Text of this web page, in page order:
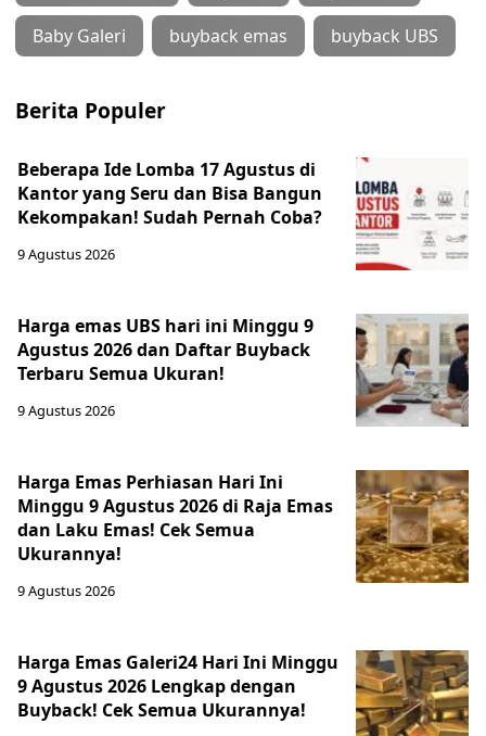
Baby Galeri buyback emas buyback UBS
Berita Populer
Beberapa Ide Lomba 17 Agustus di
Kantor yang Seru dan Bisa Bangun
Kekompakan! Sudah Pernah Coba?
9 Agustus 2026
Harga emas UBS hari ini Minggu 9
Agustus 2026 dan Daftar Buyback
Terbaru Semua Ukuran!
9 Agustus 2026
Harga Emas Perhiasan Hari Ini
Minggu 9 Agustus 2026 di Raja Emas
dan Laku Emas! Cek Semua
Ukurannya!
9 Agustus 2026
Harga Emas Galeri24 Hari Ini Minggu
9 Agustus 2026 Lengkap dengan
Buyback! Cek Semua Ukurannya!